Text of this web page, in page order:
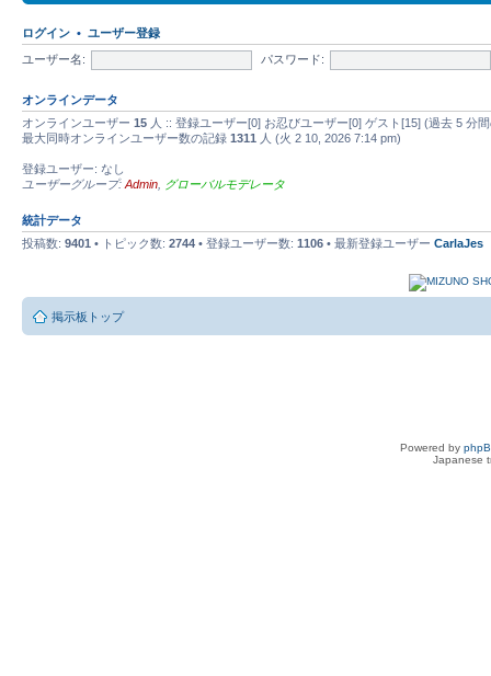
ログイン • ユーザー登録
ユーザー名: パスワード:
オンラインデータ
オンラインユーザー 15 人 :: 登録ユーザー[0] お忍びユーザー[0] ゲスト[15] (過去 5 分
最大同時オンラインユーザー数の記録 1311 人 (火 2 10, 2026 7:14 pm)
登録ユーザー: なし
ユーザーグループ: Admin グローバルモデレータ
統計データ
投稿数: 9401 • トピック数: 2744 • 登録ユーザー数: 1106 • 最新登録ユーザー CarlaJes
掲示板トップ
Powered by
Japanese